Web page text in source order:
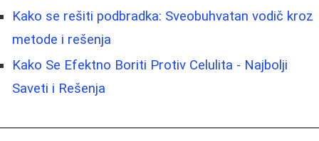
Kako se rešiti podbradka: Sveobuhvatan vodič kroz
metode i rešenja
Kako Se Efektno Boriti Protiv Celulita - Najbolji
Saveti i Rešenja